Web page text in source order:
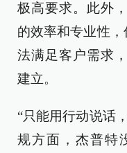
极高要求。此外
的效率和专业性
法满足客户需求
建立。
“只能用行动说话
规方面，杰普特